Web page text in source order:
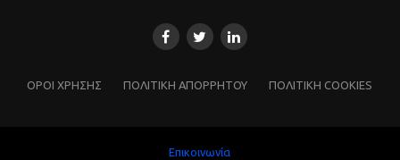
ΌΡΟΙ ΧΡΗΣΗΣ ΠΟΛΙΤΙΚΗ ΑΠΟΡΡΗΤΟΥ ΠΟΛΙΤΙΚΗ COOKIES
Επικοινωνία